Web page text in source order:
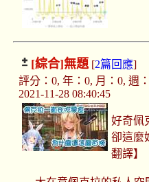
[綜合]無題[2篇回應]
評分：0, 年：0, 月：0, 週
2021-11-28 08:40:45
好奇佩
卻這麼
翻譯】